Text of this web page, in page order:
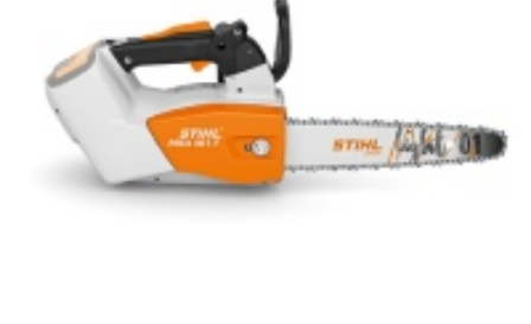
CUCINA
PRODOTTI
FARFALLE DELLA CAMPAGNA